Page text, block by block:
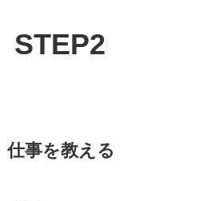
STEP2
仕事を教える